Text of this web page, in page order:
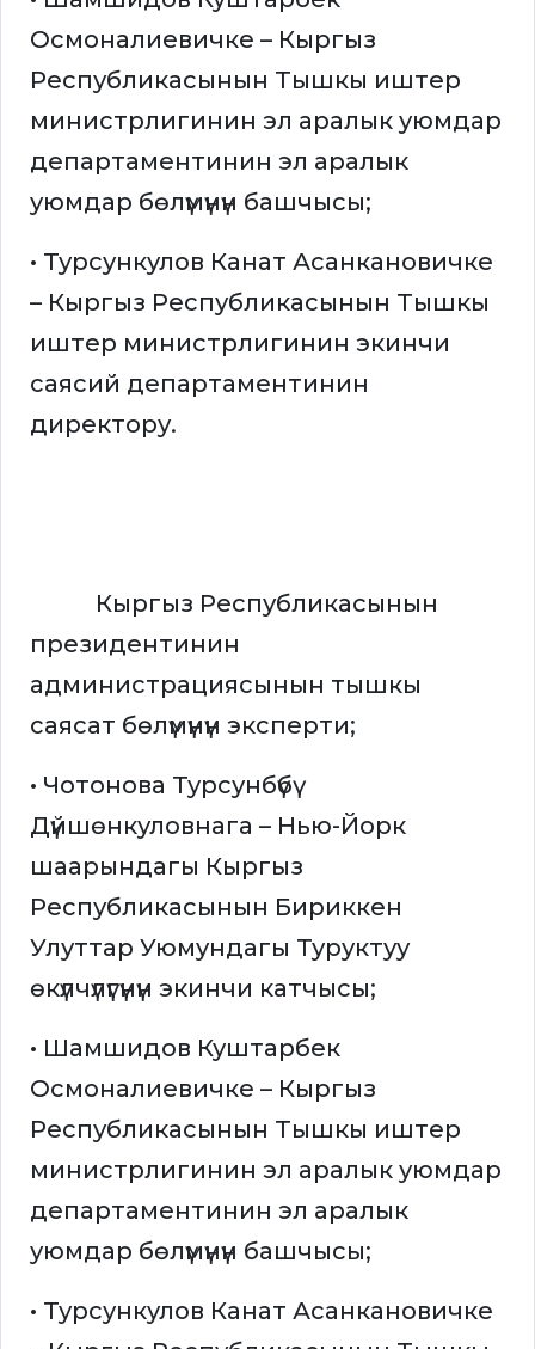
Осмоналиевичке – Кыргыз
Республикасынын Тышкы иштер
министрлигинин эл аралык уюмдар
департаментинин эл аралык
уюмдар бөлүмүнүн башчысы;
• Турсункулов Канат Асанкановичке
– Кыргыз Республикасынын Тышкы
иштер министрлигинин экинчи
саясий департаментинин
директору.
Кыргыз Республикасынын
президентинин
администрациясынын тышкы
саясат бөлүмүнүн эксперти;
• Чотонова Турсунбүбү
Дүйшөнкуловнага – Нью-Йорк
шаарындагы Кыргыз
Республикасынын Бириккен
Улуттар Уюмундагы Туруктуу
өкүлчүлүгүнүн экинчи катчысы;
• Шамшидов Куштарбек
Осмоналиевичке – Кыргыз
Республикасынын Тышкы иштер
министрлигинин эл аралык уюмдар
департаментинин эл аралык
уюмдар бөлүмүнүн башчысы;
• Турсункулов Канат Асанкановичке